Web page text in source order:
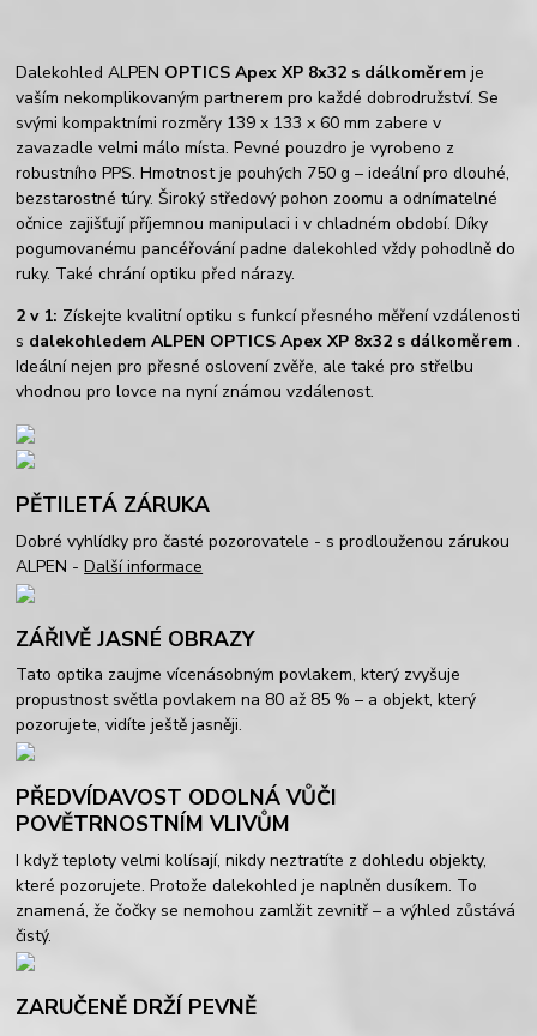
Dalekohled ALPEN OPTICS Apex XP 8x32 s dálkoměrem je
vaším nekomplikovaným partnerem pro každé dobrodružství. Se
svými kompaktními rozměry 139 x 133 x 60 mm zabere v
zavazadle velmi málo místa. Pevné pouzdro je vyrobeno z
robustního PPS. Hmotnost je pouhých 750 g – ideální pro dlouhé,
bezstarostné túry. Široký středový pohon zoomu a odnímatelné
očnice zajišťují příjemnou manipulaci i v chladném období. Díky
pogumovanému pancéřování padne dalekohled vždy pohodlně do
ruky. Také chrání optiku před nárazy.
2 v 1: Získejte kvalitní optiku s funkcí přesného měření vzdálenosti
s dalekohledem ALPEN OPTICS Apex XP 8x32 s dálkoměrem .
Ideální nejen pro přesné oslovení zvěře, ale také pro střelbu
vhodnou pro lovce na nyní známou vzdálenost.
PĚTILETÁ ZÁRUKA
Dobré vyhlídky pro časté pozorovatele - s prodlouženou zárukou
ALPEN -Další informace
ZÁŘIVĚ JASNÉ OBRAZY
Tato optika zaujme vícenásobným povlakem, který zvyšuje
propustnost světla povlakem na 80 až 85 % – a objekt, který
pozorujete, vidíte ještě jasněji.
PŘEDVÍDAVOST ODOLNÁ VŮČI
POVĚTRNOSTNÍM VLIVŮM
I když teploty velmi kolísají, nikdy neztratíte z dohledu objekty,
které pozorujete. Protože dalekohled je naplněn dusíkem. To
znamená, že čočky se nemohou zamlžit zevnitř – a výhled zůstává
čistý.
ZARUČENĚ DRŽÍ PEVNĚ